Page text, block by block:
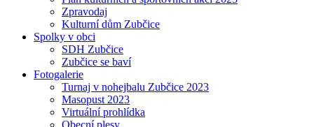
Zpravodaj
Kulturní dům Zubčice
Spolky v obci
SDH Zubčice
Zubčice se baví
Fotogalerie
Turnaj v nohejbalu Zubčice 2023
Masopust 2023
Virtuální prohlídka
Obecní plesy